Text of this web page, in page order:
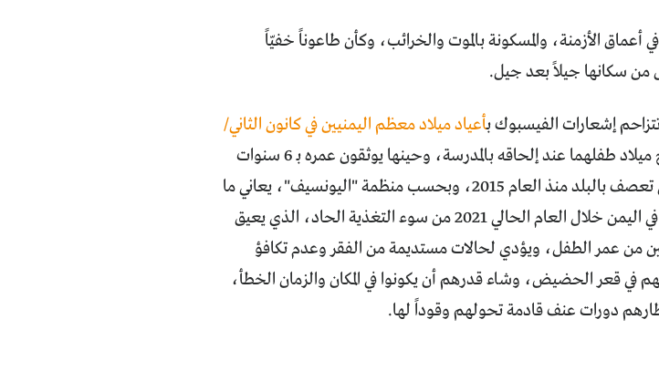
الأزمنة، والمسكونة بالموت والخرائب، وكأن طاعوناً خفيّاً
من سكانها جيلاً بعد جيل.
إشعارات الفيسبوك بأعياد ميلاد معظم اليمنيين في كانون الثاني/
كل عام، ويتذكر الأب والأم تاريخ ميلاد طفلهما عند إلحاقه بالمدرسة، وحينها يوثقون عمره بـ 6 سنوات
"على وجه التقريب". فبسبب الحرب التي تعصف بالبلد منذ العام 2015، وبحسب منظمة "اليونسيف"، يعاني ما
يقرب من 2,3 مليون طفل دون الخامسة في اليمن خلال العام الحالي 2021 من سوء التغذية الحاد، الذي يعيق
من عمر الطفل، ويؤدي لحالات مستديمة من الفقر وعدم تكافؤ
في قعر الحضيض، وشاء قدرهم أن يكونوا في المكان والزمان الخطأ،
دورات عنف قادمة تحولهم وقوداً لها.